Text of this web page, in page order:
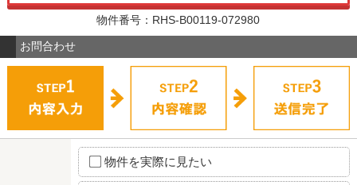
物件番号：RHS-B00119-072980
お問合わせ
物件を実際に見たい